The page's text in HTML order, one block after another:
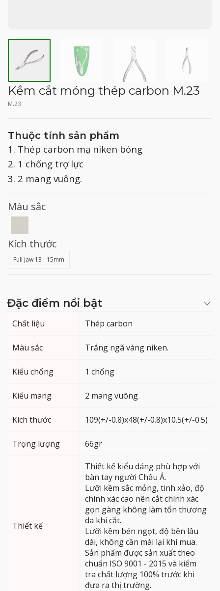
Kềm cắt móng thép carbon M.23
M.23
Thuộc tính sản phẩm
1. Thép carbon mạ niken bóng
2. 1 chống trợ lực
3. 2 mang vuông.
Màu sắc
Kích thước
Full jaw 13 - 15mm
Đặc điểm nổi bật
Chất liệu Thép carbon
Màu sắc Trắng ngã vàng niken.
Kiểu chống 1 chống
Kiểu mang 2 mang vuông
Kích thước 109(+/-0.8)x48(+/-0.8)x10.5(+/-0.5)
Trọng lượng 66gr
Thiết kế
Thiết kế kiểu dáng phù hợp với
bàn tay người Châu Á.
Lưỡi kềm sắc mỏng, tinh xảo, độ
chính xác cao nên cắt chính xác
gọn gàng không làm tổn thương
da khi cắt.
Lưỡi kềm bén ngọt, độ bền lâu
dài, không cần mài lại khi mua.
Sản phẩm được sản xuất theo
chuẩn ISO 9001 - 2015 và kiểm
tra chất lượng 100% trước khi
đưa ra thị trường.